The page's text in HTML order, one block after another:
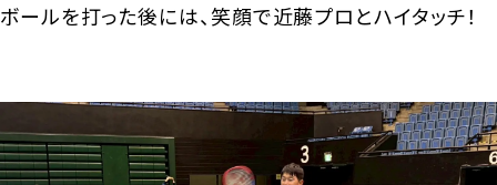
ボールを打った後には、笑顔で近藤プロとハイタッチ！